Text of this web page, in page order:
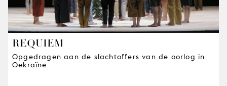
REQUIEM
Opgedragen aan de slachtoffers van de oorlog in
Oekraïne